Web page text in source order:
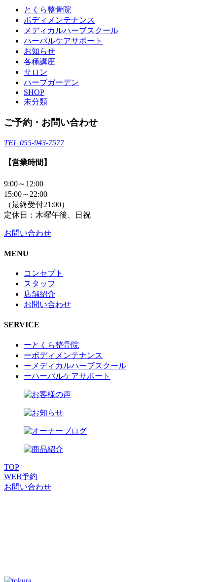
とくら整骨院
ボディメンテナンス
メディカルハーブスクール
ハーバルケアサポート
お知らせ
各種講座
サロン
ハーブガーデン
SHOP
未分類
ご予約・お問い合わせ
TEL 055-943-7577
【営業時間】
9:00～12:00
15:00～22:00
（最終受付21:00）
定休日：木曜午後、日祝
お問い合わせ
MENU
コンセプト
スタッフ
店舗紹介
お問い合わせ
SERVICE
ーとくら整骨院
ーボディメンテナンス
ーメディカルハーブスクール
ーハーバルケアサポート
TOP
WEB予約
お問い合わせ